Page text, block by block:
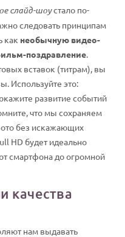
слайд-шоустало по-
следовать принципам
как необычную видео-
поздравление.
вставок (титрам), вы
Используйте это:
развитие событий
что мы сохраняем
без искажающих
HD будет идеально
смартфона до огромной
качества
нам выдавать